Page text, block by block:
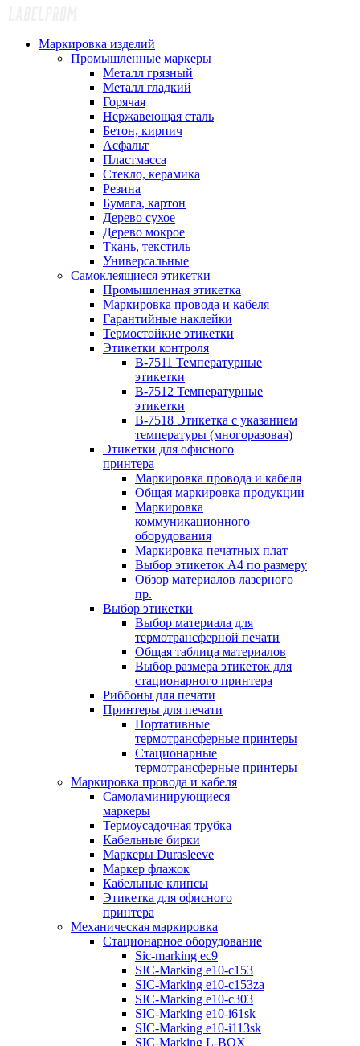
Маркировка изделий
Промышленные маркеры
Металл грязный
Металл гладкий
Горячая
Нержавеющая сталь
Бетон, кирпич
Асфальт
Пластмасса
Стекло, керамика
Резина
Бумага, картон
Дерево сухое
Дерево мокрое
Ткань, текстиль
Универсальные
Самоклеящиеся этикетки
Промышленная этикетка
Маркировка провода и кабеля
Гарантийные наклейки
Термостойкие этикетки
Этикетки контроля
B-7511 Температурные
этикетки
B-7512 Температурные
этикетки
B-7518 Этикетка с указанием
температуры (многоразовая)
Этикетки для офисного
принтера
Маркировка провода и кабеля
Общая маркировка продукции
Маркировка
коммуникационного
оборудования
Маркировка печатных плат
Выбор этикеток А4 по размеру
Обзор материалов лазерного
пр.
Выбор этикетки
Выбор материала для
термотрансферной печати
Общая таблица материалов
Выбор размера этикеток для
стационарного принтера
Риббоны для печати
Принтеры для печати
Портативные
термотрансферные принтеры
Стационарные
термотрансферные принтеры
Маркировка провода и кабеля
Самоламинирующиеся
маркеры
Термоусадочная трубка
Кабельные бирки
Маркеры Durasleeve
Маркер флажок
Кабельные клипсы
Этикетка для офисного
принтера
Механическая маркировка
Стационарное оборудование
Sic-marking ec9
SIC-Marking e10-c153
SIC-Marking e10-c153za
SIC-Marking e10-c303
SIC-Marking e10-i61sk
SIC-Marking e10-i113sk
SIC-Marking L-BOX